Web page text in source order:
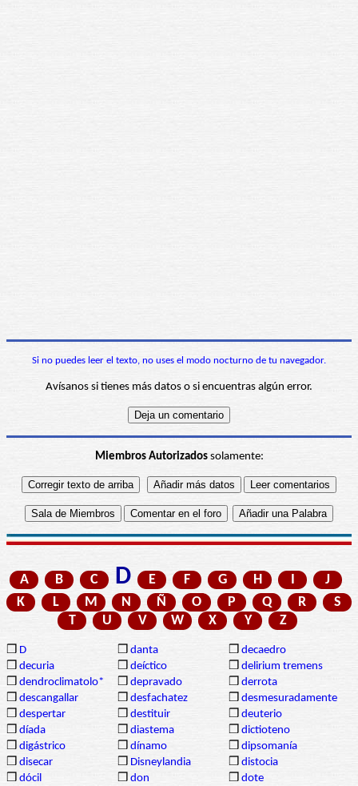
Si no puedes leer el texto, no uses el modo nocturno de tu navegador.
Avísanos si tienes más datos o si encuentras algún error.
Miembros Autorizadossolamente:
A B C D E F G H I
J
K
L M N Ñ O P Q R
S
T
U V W X Y Z
❒ D ❒ danta ❒ decaedro
❒ decuria ❒ deíctico ❒ delirium tremens
❒ dendroclimatolo* ❒ depravado ❒ derrota
❒ descangallar ❒ desfachatez ❒ desmesuradamente
❒ despertar ❒ destituir ❒ deuterio
❒ díada ❒ diastema ❒ dictioteno
❒ digástrico ❒ dínamo ❒ dipsomanía
❒ disecar ❒ Disneylandia ❒ distocia
❒ dócil ❒ don ❒ dote